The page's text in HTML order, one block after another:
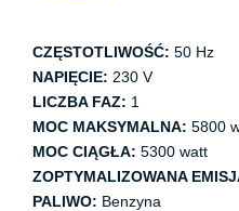
CZĘSTOTLIWOŚĆ: 50 Hz
NAPIĘCIE: 230 V
LICZBA FAZ: 1
MOC MAKSYMALNA: 5800
MOC CIĄGŁA: 5300 watt
ZOPTYMALIZOWANA
PALIWO: Benzyna